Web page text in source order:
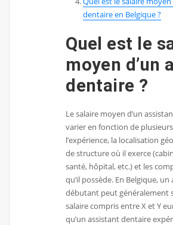
dentaire en Belgique ?
Quel est le
moyen d’un
dentaire ?
Le salaire moyen d’un
varier en fonction de
l’expérience, la localisation
de structure où il exerce
santé, hôpital, etc.) et les
qu’il possède. En Belgique,
débutant peut généralement
salaire compris entre X et Y
qu’un assistant dentaire